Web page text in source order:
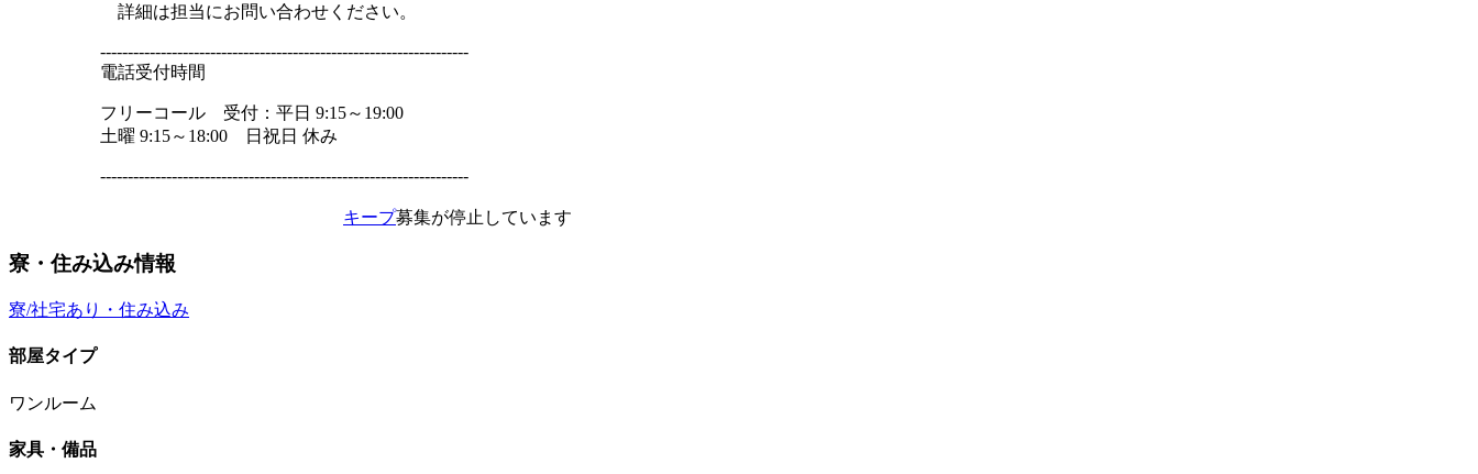
詳細は担当にお問い合わせください。
-------------------------------------------------------------------
電話受付時間
フリーコール 受付：平日 9:15～19:00
土曜 9:15～18:00 日祝日 休み
-------------------------------------------------------------------
キープ募集が停止しています
寮・住み込み情報
寮/社宅あり・住み込み
部屋タイプ
ワンルーム
家具・備品